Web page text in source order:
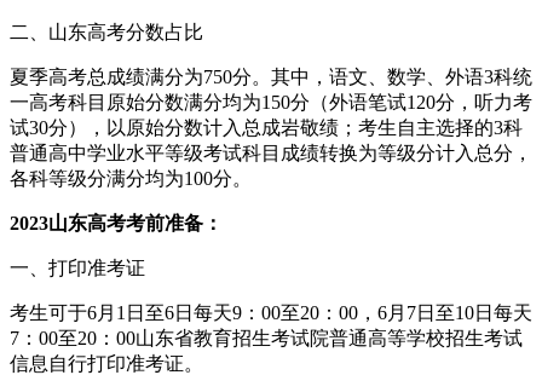
二、山东高考分数占比
夏季高考总成绩满分为750分。其中，语文、数学、外语3科统
一高考科目原始分数满分均为150分（外语笔试120分，听力考
试30分），以原始分数计入总成岩敬绩；考生自主选择的3科
普通高中学业水平等级考试科目成绩转换为等级分计入总分，
各科等级分满分均为100分。
2023山东高考考前准备：
一、打印准考证
考生可于6月1日至6日每天9：00至20：00，6月7日至10日每天
7：00至20：00山东省教育招生考试院普通高等学校招生考试
信息自行打印准考证。